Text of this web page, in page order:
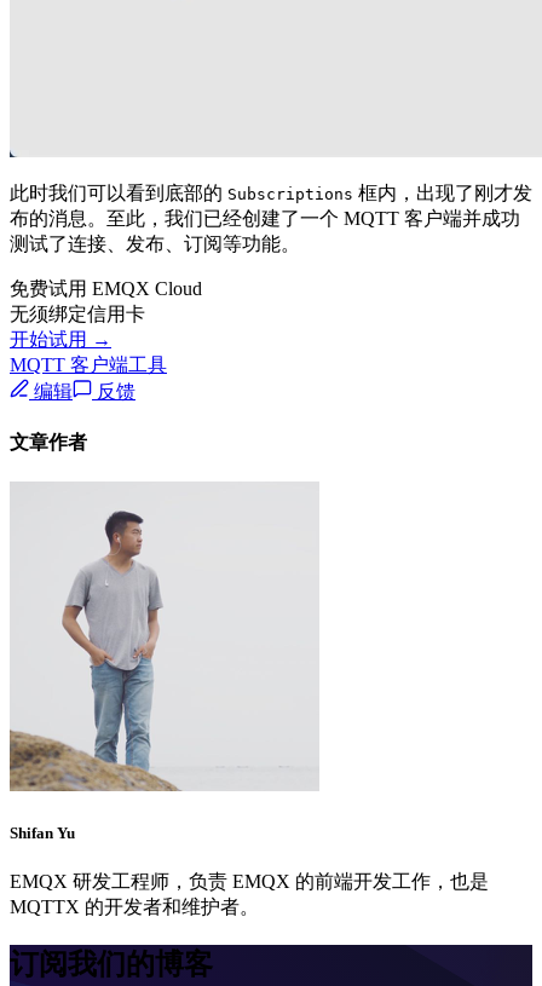
此时我们可以看到底部的 Subscriptions 框内，出现了刚才发
布的消息。至此，我们已经创建了一个 MQTT 客户端并成功
测试了连接、发布、订阅等功能。
免费试用 EMQX Cloud
无须绑定信用卡
开始试用 →
MQTT 客户端工具
编辑
反馈
文章作者
Shifan Yu
EMQX 研发工程师，负责 EMQX 的前端开发工作，也是
MQTTX 的开发者和维护者。
订阅我们的博客